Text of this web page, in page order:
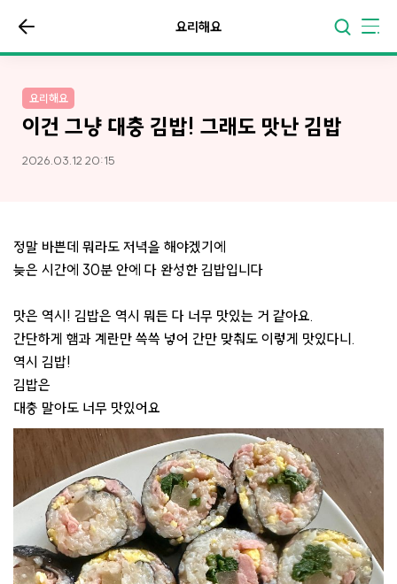
요리해요
요리해요
이건 그냥 대충 김밥! 그래도 맛난 김밥
2026.03.12 20:15
정말 바쁜데 뭐라도 저녁을 해야겠기에
늦은 시간에 30분 안에 다 완성한 김밥입니다
맛은 역시! 김밥은 역시 뭐든 다 너무 맛있는 거 같아요.
간단하게 햄과 계란만 쓱쓱 넣어 간만 맞춰도 이렇게 맛있다니.
역시 김밥!
김밥은
대충 말아도 너무 맛있어요